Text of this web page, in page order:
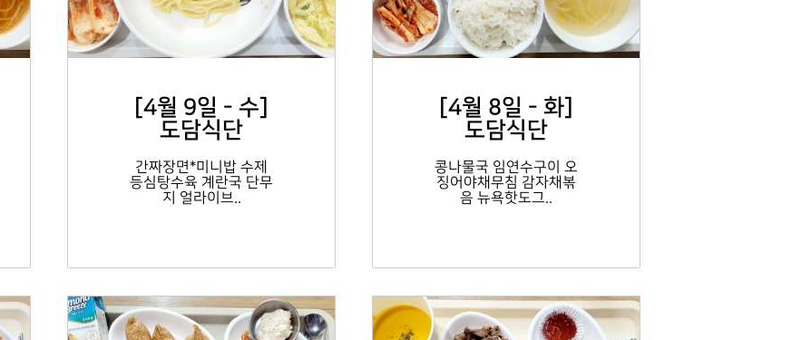
[4월 9일 - 수]
도담식단
간짜장면*미니밥 수제
등심탕수육 계란국 단무
지 얼라이브..
[4월 8일 - 화]
도담식단
콩나물국 임연수구이 오
징어야채무침 감자채볶
음 뉴욕핫도그..